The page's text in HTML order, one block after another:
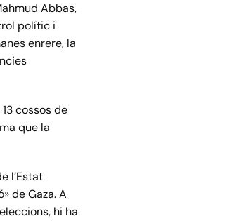
Abbas,
polític i
enrere, la
cossos de
que la
l’Estat
de Gaza. A
hi ha